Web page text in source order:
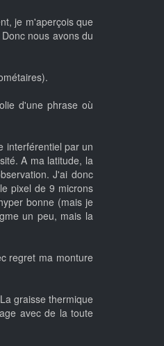
je m'aperçois que
nous avons du
d'une phrase où
interférentiel par un
A ma latitude, la
J'ai donc
pixel de 9 microns
bonne (mais je
un peu, mais la
regret ma monture
graisse thermique
avec de la toute